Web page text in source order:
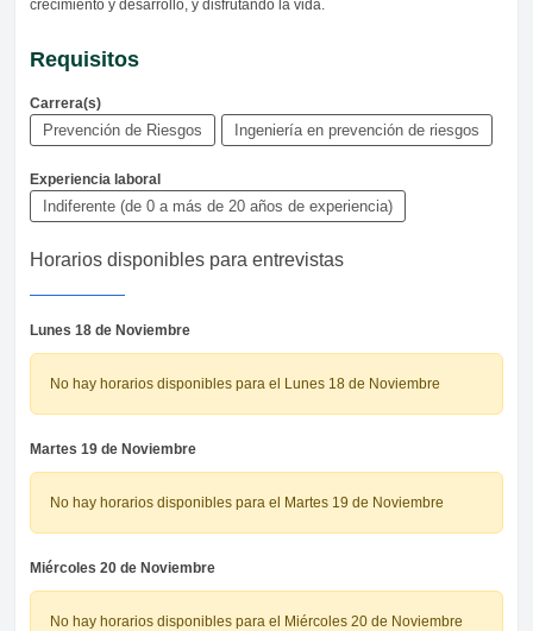
crecimiento y desarrollo, y disfrutando la vida.
Requisitos
Carrera(s)
Prevención de Riesgos Ingeniería en prevención de riesgos
Experiencia laboral
Indiferente (de 0 a más de 20 años de experiencia)
Horarios disponibles para entrevistas
Lunes 18 de Noviembre
No hay horarios disponibles para el Lunes 18 de Noviembre
Martes 19 de Noviembre
No hay horarios disponibles para el Martes 19 de Noviembre
Miércoles 20 de Noviembre
No hay horarios disponibles para el Miércoles 20 de Noviembre